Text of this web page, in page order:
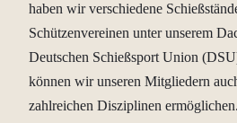
haben wir verschiedene
Schützenvereinen unter unserem
Deutschen Schießsport Union
können wir unseren Mitgliedern
zahlreichen Disziplinen ermöglichen.